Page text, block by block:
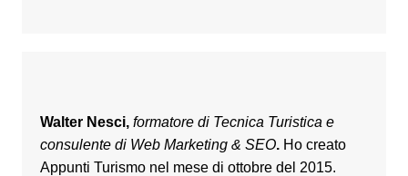
Walter Nesci, formatore di Tecnica Turistica e
consulente di Web Marketing & SEO. Ho creato
Appunti Turismo nel mese di ottobre del 2015.